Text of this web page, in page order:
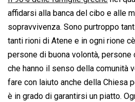
affidarsi alla banca del cibo e alle
sopravvivenza. Sono purtroppo
tanti rioni di Atene e in ogni rione
persone di buona volontà,
che hanno il senso della comunità
fare con laiuto anche della Chiesa
è in grado di garantirsi un piatto.